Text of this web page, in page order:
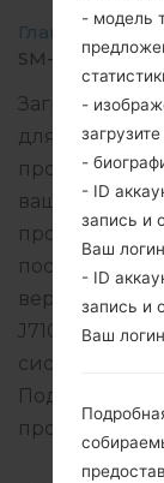
Главная →
SM-
Загрузите
для
проверить,
вашего
прошивки
версия CSC
системы
Подробная
прошивку на
- модель
-
-
- ID
запись и
Ваш
- ID
запись и
Ваш